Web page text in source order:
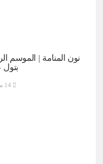
بتول